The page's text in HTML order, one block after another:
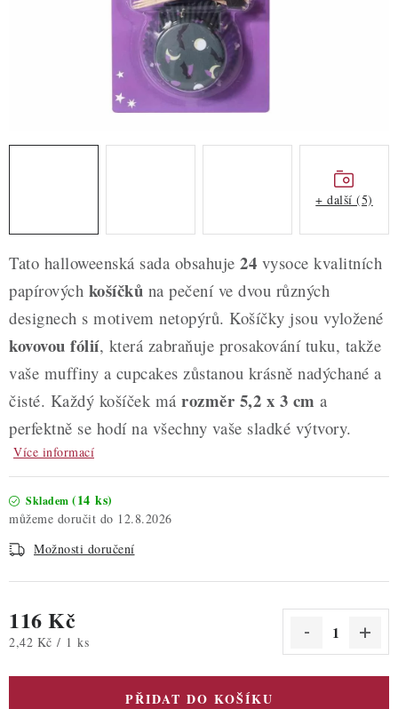
TÉMATICKÉ PRODUKTY
Hodnocení obchodu
Blog
Moje objednávka
Podmínky ochrany osobních údajů
Tato halloweenská sada obsahuje 24 vysoce kvalitních
papírových košíčků na pečení ve dvou různých
designech s motivem netopýrů. Košíčky jsou vyložené
kovovou fólií, která zabraňuje prosakování tuku, takže
vaše muffiny a cupcakes zůstanou krásně nadýchané a
čisté. Každý košíček má rozměr 5,2 x 3 cm a
perfektně se hodí na všechny vaše sladké výtvory.
Více informací
Skladem (14 ks)
12.8.2026
Možnosti doručení
116 Kč
Měrná cena:
2,42 Kč / 1 ks
PŘIDAT DO KOŠÍKU
+ další (5)